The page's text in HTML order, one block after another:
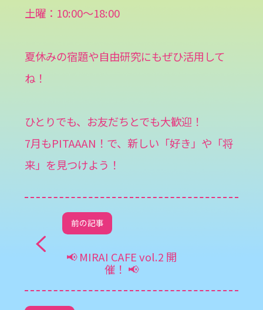
土曜：10:00〜18:00
夏休みの宿題や自由研究にもぜひ活用して
ね！
ひとりでも、お友だちとでも大歓迎！
7月もPITAAAN！で、新しい「好き」や「将
来」を見つけよう！
前の記事
📢 MIRAI CAFE vol.2 開
催！ 📢